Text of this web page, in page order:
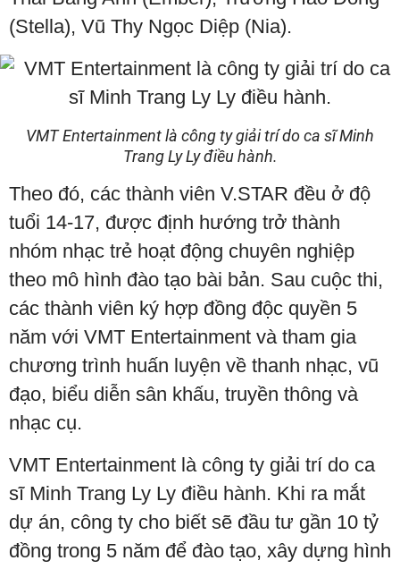
(Stella), Vũ Thy Ngọc Diệp (Nia).
VMT Entertainment là công ty giải trí do ca sĩ Minh
Trang Ly Ly điều hành.
Theo đó, các thành viên V.STAR đều ở độ
tuổi 14-17, được định hướng trở thành
nhóm nhạc trẻ hoạt động chuyên nghiệp
theo mô hình đào tạo bài bản. Sau cuộc thi,
các thành viên ký hợp đồng độc quyền 5
năm với VMT Entertainment và tham gia
chương trình huấn luyện về thanh nhạc, vũ
đạo, biểu diễn sân khấu, truyền thông và
nhạc cụ.
VMT Entertainment là công ty giải trí do ca
sĩ Minh Trang Ly Ly điều hành. Khi ra mắt
dự án, công ty cho biết sẽ đầu tư gần 10 tỷ
đồng trong 5 năm để đào tạo, xây dựng hình